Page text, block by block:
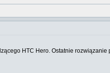
HTC Hero. Ostatnie rozwiązanie